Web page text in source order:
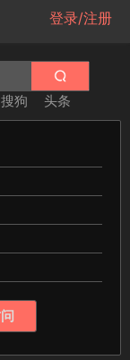
登录/注册
搜狗 头条